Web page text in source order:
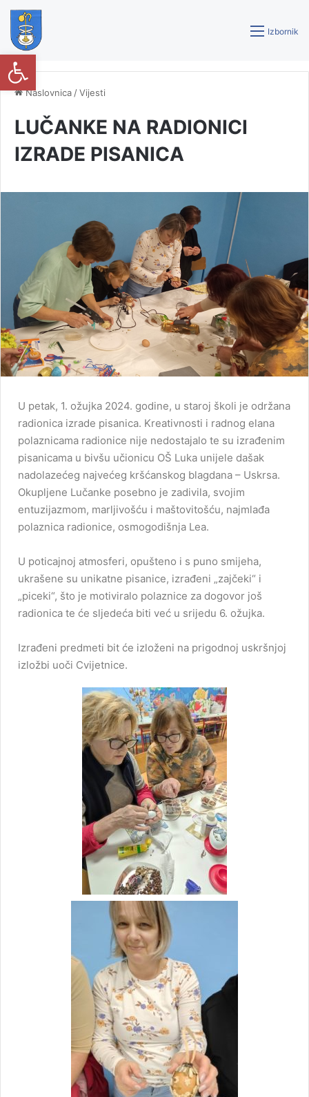
Izbornik
Naslovnica /Vijesti
LUČANKE NA RADIONICI
IZRADE PISANICA
U petak, 1. ožujka 2024. godine, u staroj školi je održana
radionica izrade pisanica. Kreativnosti i radnog elana
polaznicama radionice nije nedostajalo te su izrađenim
pisanicama u bivšu učionicu OŠ Luka unijele dašak
nadolazećeg najvećeg kršćanskog blagdana – Uskrsa.
Okupljene Lučanke posebno je zadivila, svojim
entuzijazmom, marljivošću i maštovitošću, najmlađa
polaznica radionice, osmogodišnja Lea.
U poticajnoj atmosferi, opušteno i s puno smijeha,
ukrašene su unikatne pisanice, izrađeni „zajčeki“ i
„piceki“, što je motiviralo polaznice za dogovor još
radionica te će sljedeća biti već u srijedu 6. ožujka.
Izrađeni predmeti bit će izloženi na prigodnoj uskršnjoj
izložbi uoči Cvijetnice.
Open toolbar